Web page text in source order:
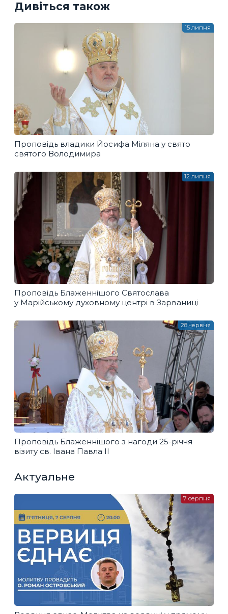
Дивіться також
Проповідь владики Йосифа Міляна у свято
святого Володимира
15 липня
Проповідь Блаженнішого Святослава
у Марійському духовному центрі в Зарваниці
12 липня
Проповідь Блаженнішого з нагоди 25-річчя
візиту св. Івана Павла ІІ
28 червня
Актуальне
7 серпня